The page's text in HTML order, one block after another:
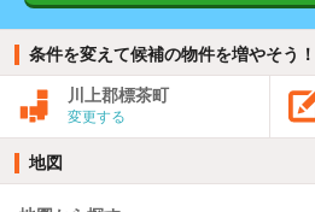
条件を変えて候補の物件を増やそう！
川上郡標茶町
変更する
地図